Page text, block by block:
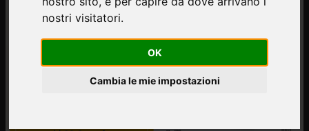
nostri visitatori.
OK
Cambia le mie impostazioni